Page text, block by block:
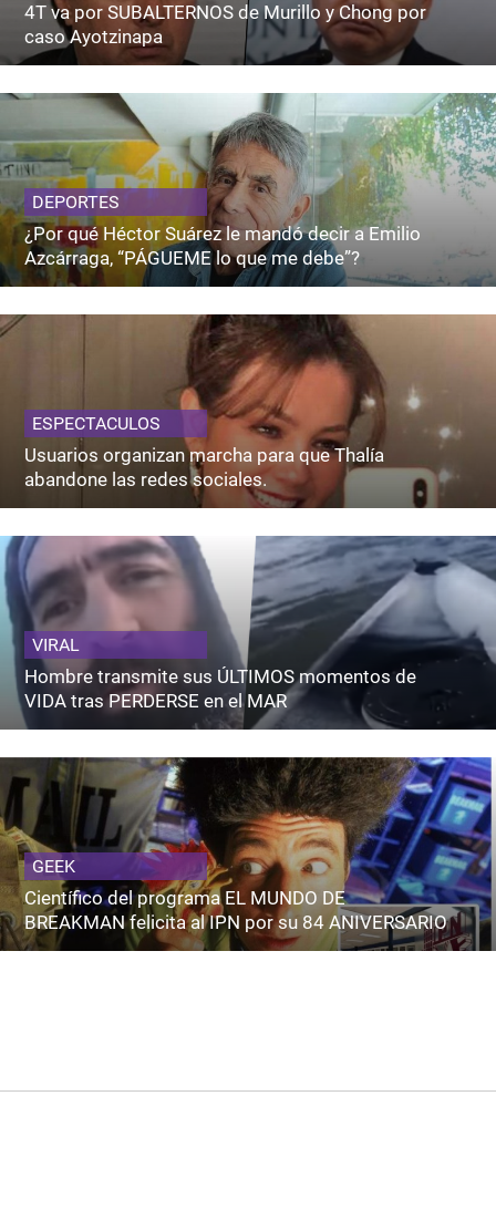
4T va por SUBALTERNOS de Murillo y Chong por
caso Ayotzinapa
DEPORTES
¿Por qué Héctor Suárez le mandó decir a Emilio
Azcárraga, “PÁGUEME lo que me debe”?
ESPECTACULOS
Usuarios organizan marcha para que Thalía
abandone las redes sociales.
VIRAL
Hombre transmite sus ÚLTIMOS momentos de
VIDA tras PERDERSE en el MAR
GEEK
Científico del programa EL MUNDO DE
BREAKMAN felicita al IPN por su 84 ANIVERSARIO